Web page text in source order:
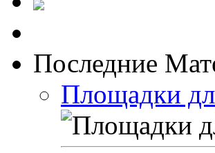
Последние
Площадки